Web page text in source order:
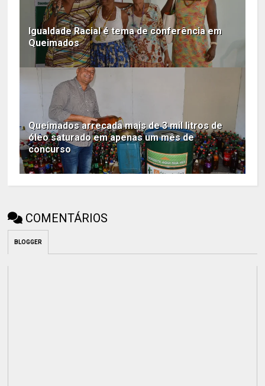
Igualdade Racial é tema de conferência em
Queimados
Queimados arrecada mais de 3 mil litros de
óleo saturado em apenas um mês de
concurso
COMENTÁRIOS
BLOGGER